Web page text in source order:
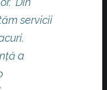
servicii
a